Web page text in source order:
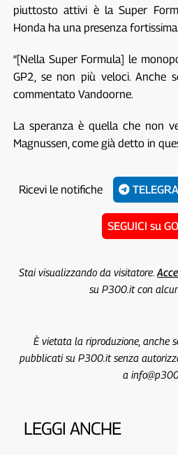
piuttosto attivi è la Super
Honda ha una presenza
“[Nella Super Formula] le
GP2, se non più veloci. Anche
commentato Vandoorne.
La speranza è quella che non
Magnussen, come già detto in
Ricevi le notifiche
SEGUICI su
Stai visualizzando da visitatore.
su P300.it con
È vietata la riproduzione, anche
pubblicati su P300.it senza
a
LEGGI ANCHE